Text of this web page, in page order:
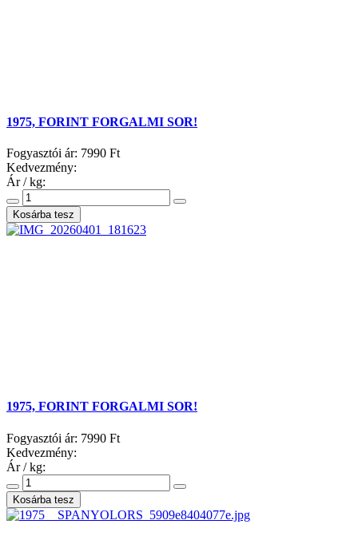
1975, FORINT FORGALMI SOR!
Fogyasztói ár: 7990 Ft
Kedvezmény:
Ár / kg:
1975, FORINT FORGALMI SOR!
Fogyasztói ár: 7990 Ft
Kedvezmény:
Ár / kg: